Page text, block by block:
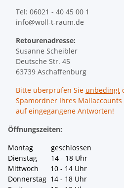
Tel: 06021 - 40 45 00 1
info@woll-t-raum.de
Retourenadresse:
Susanne Scheibler
Deutsche Str. 45
63739 Aschaffenburg
Bitte überprüfen Sie unbedingt
Spamordner Ihres Mailaccounts
auf eingegangene Antworten!
Öffnungszeiten:
Montag geschlossen
Dienstag 14 - 18 Uhr
Mittwoch 10 - 14 Uhr
Donnerstag 14 - 18 Uhr